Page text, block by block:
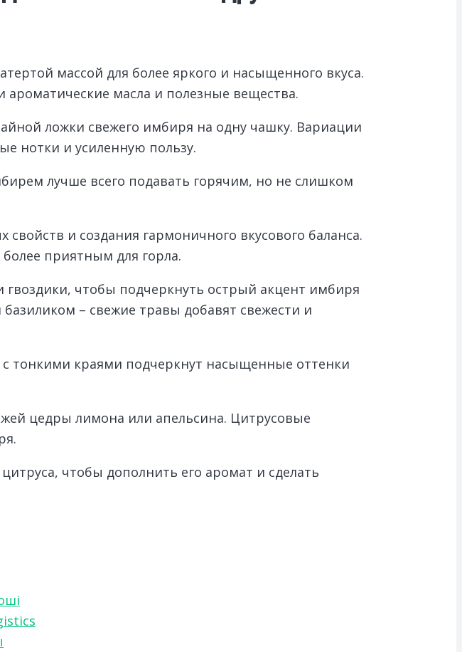
массой для более яркого и насыщенного вкуса.
масла и полезные вещества.
ложки свежего имбиря на одну чашку. Вариации
нотки и усиленную пользу.
лучше всего подавать горячим, но не слишком
и создания гармоничного вкусового баланса.
приятным для горла.
чтобы подчеркнуть острый акцент имбиря
– свежие травы добавят свежести и
тонкими краями подчеркнут насыщенные оттенки
цедры лимона или апельсина. Цитрусовые
чтобы дополнить его аромат и сделать